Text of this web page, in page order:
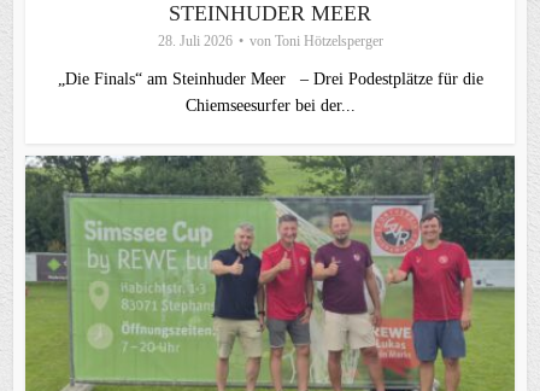
STEINHUDER MEER
28. Juli 2026 von Toni Hötzelsperger
„Die Finals“ am Steinhuder Meer – Drei Podestplätze für die
Chiemseesurfer bei der...